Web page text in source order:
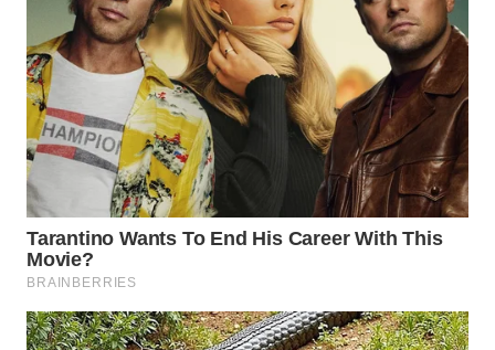
WN
BINTAN
MANDALIKA
LIKUPANG
WN
LABUANBAJO
WN